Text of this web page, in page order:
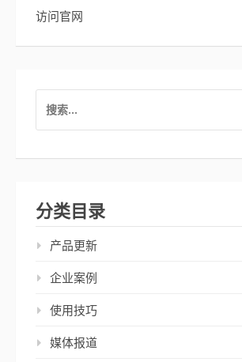
访问官网
索：
分类目录
产品更新
企业案例
使用技巧
媒体报道